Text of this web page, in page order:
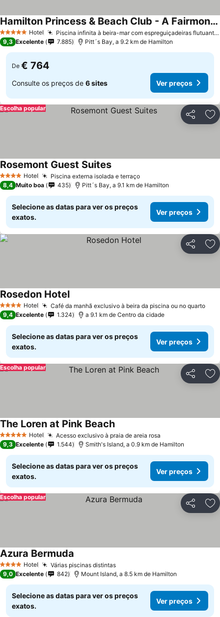
5 Estrelas Hotel Piscina infinita à beira-mar com espreguiçadeiras flutuantes
Hamilton Princess & Beach Club - A Fairmont Managed Hotel
Ver preços
9,3 Excelente 7.885 Pitt´s Bay, a 9.2 km de Hamilton
De € 764
Consulte os preços de 6 sites Ver preços
Partilhar
Escolha popular
4 EstrelasHotel Piscina externa isolada e terraçoVer preços
Rosemont Guest SuitesVer preços
8,4 Muito boa 435 Pitt´s Bay, a 9.1 km de Hamilton
Selecione as datas para ver os preços
exatos.
Ver preços
Partilhar
4 EstrelasHotel Café da manhã exclusivo à beira da piscina ou no quartoVer
Rosedon HotelVer preços
9,4 Excelente 1.324 a 9.1 km de Centro da cidade
Selecione as datas para ver os preços
exatos.
Ver preços
Partilhar
Escolha popular
5 Estrelas Hotel Acesso exclusivo à praia de areia rosa
The Loren at Pink BeachVer preços
9,3 Excelente 1.544 Smith's Island, a 0.9 km de Hamilton
Selecione as datas para ver os preços
exatos.
Ver preços
Partilhar
Escolha popular
4 EstrelasHotel Várias piscinas distintasVer preços
Azura Bermuda
9,0 Excelente 842 Mount Island, a 8.5 km de Hamilton
Selecione as datas para ver os preços
exatos.
Ver preços